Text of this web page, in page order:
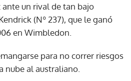
un rival de tan bajo
(Nº 237), que le ganó
en Wimbledon.
para no correr riesgos
nube al australiano.